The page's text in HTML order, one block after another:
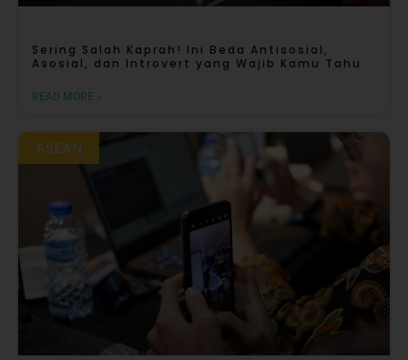
Sering Salah Kaprah! Ini Beda Antisosial,
Asosial, dan Introvert yang Wajib Kamu Tahu
READ MORE »
ASEAN